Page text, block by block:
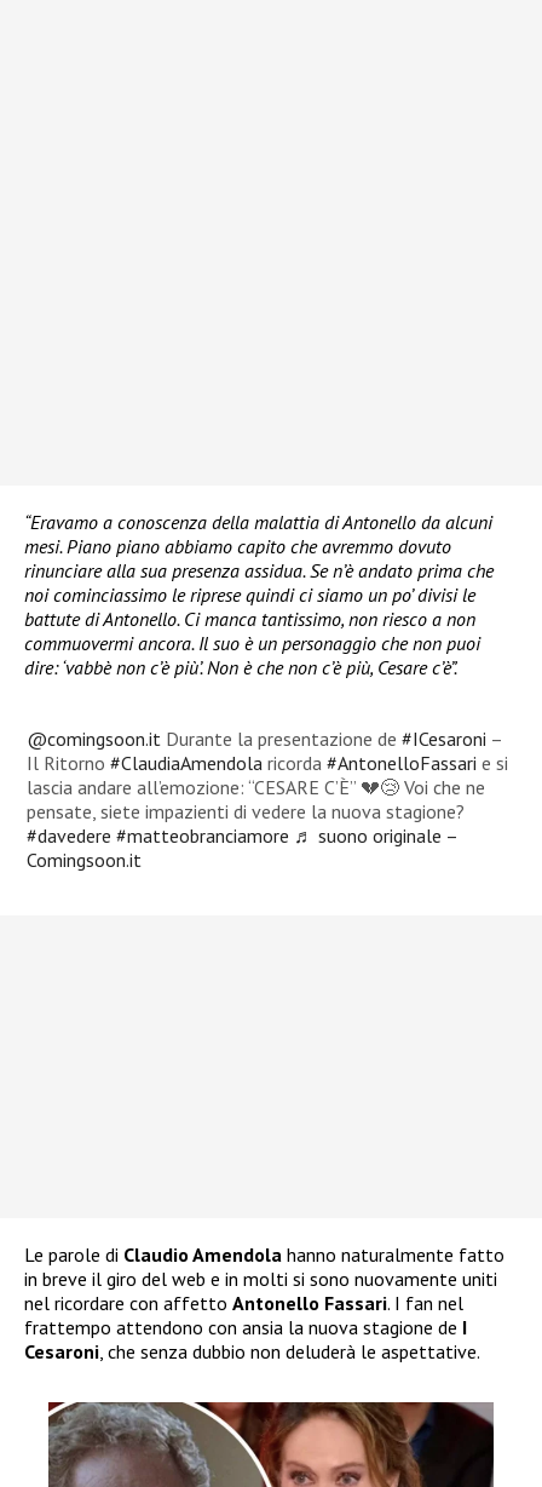
“Eravamo a conoscenza della malattia di Antonello da alcuni
mesi. Piano piano abbiamo capito che avremmo dovuto
rinunciare alla sua presenza assidua. Se n’è andato prima che
noi cominciassimo le riprese quindi ci siamo un po’ divisi le
battute di Antonello. Ci manca tantissimo, non riesco a non
commuovermi ancora. Il suo è un personaggio che non puoi
dire: ‘vabbè non c’è più’. Non è che non c’è più, Cesare c’è”.
@comingsoon.it Durante la presentazione de#ICesaroni –
Il Ritorno#ClaudiaAmendola ricorda#AntonelloFassari e si
lascia andare all’emozione: “CESARE C’È” 💔😢 Voi che ne
pensate, siete impazienti di vedere la nuova stagione?
#davedere #matteobranciamore ♬ suono originale –
Comingsoon.it
Le parole di Claudio Amendola hanno naturalmente fatto
in breve il giro del web e in molti si sono nuovamente uniti
nel ricordare con affetto Antonello Fassari. I fan nel
frattempo attendono con ansia la nuova stagione de I
Cesaroni , che senza dubbio non deluderà le aspettative.